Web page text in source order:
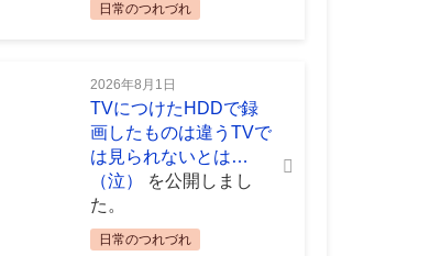
日常のつれづれ
2026年8月1日
TVにつけたHDDで録
画したものは違うTVで
は見られないとは…
（泣）
を公開しまし
た。
日常のつれづれ